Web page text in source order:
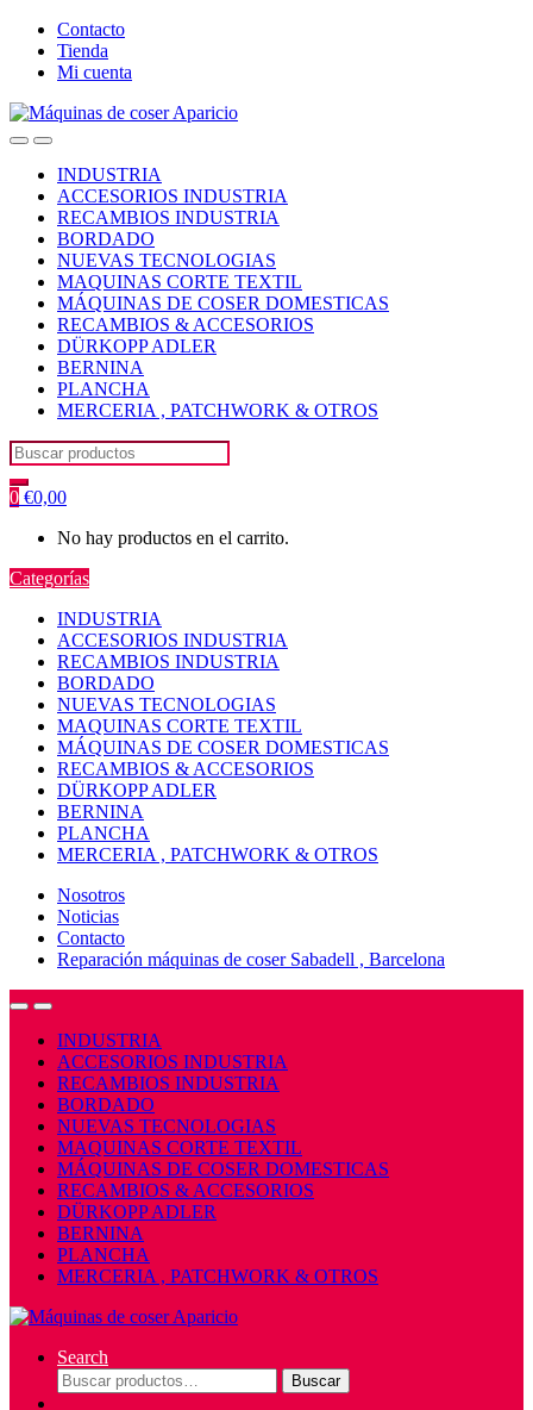
Skip
navigation
Skip
content
Contacto
Tienda
Mi cuenta
OpenClose
INDUSTRIA
ACCESORIOS INDUSTRIA
RECAMBIOS INDUSTRIA
BORDADO
NUEVAS TECNOLOGIAS
MAQUINAS CORTE TEXTIL
MÁQUINAS DE COSER DOMESTICAS
RECAMBIOS & ACCESORIOS
DÜRKOPP ADLER
BERNINA
PLANCHA
MERCERIA , PATCHWORK & OTROS
Search
for:
0 €0,00
No hay productos en el carrito.
Categorías
INDUSTRIA
ACCESORIOS INDUSTRIA
RECAMBIOS INDUSTRIA
BORDADO
NUEVAS TECNOLOGIAS
MAQUINAS CORTE TEXTIL
MÁQUINAS DE COSER DOMESTICAS
RECAMBIOS & ACCESORIOS
DÜRKOPP ADLER
BERNINA
PLANCHA
MERCERIA , PATCHWORK & OTROS
Nosotros
Noticias
Contacto
Reparación máquinas de coser Sabadell , Barcelona
OpenClose
INDUSTRIA
ACCESORIOS INDUSTRIA
RECAMBIOS INDUSTRIA
BORDADO
NUEVAS TECNOLOGIAS
MAQUINAS CORTE TEXTIL
MÁQUINAS DE COSER DOMESTICAS
RECAMBIOS & ACCESORIOS
DÜRKOPP ADLER
BERNINA
PLANCHA
MERCERIA , PATCHWORK & OTROS
Search
Buscar
por:
Buscar